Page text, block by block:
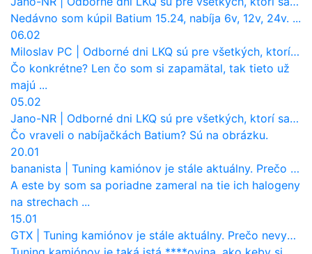
Nedávno som kúpil Batium 15.24, nabíja 6v, 12v, 24v. ...
06.02
Miloslav PC
Odborné dni LKQ sú pre všetkých, ktorí sa chcú dozvedieť niečo viac
Čo konkrétne? Len čo som si zapamätal, tak tieto už
majú ...
05.02
Jano-NR
Odborné dni LKQ sú pre všetkých, ktorí sa chcú dozvedieť niečo viac
Čo vraveli o nabíjačkách Batium? Sú na obrázku.
20.01
bananista
Tuning kamiónov je stále aktuálny. Prečo nevyhynul ako pri osobákoch?
A este by som sa poriadne zameral na tie ich halogeny
na strechach ...
15.01
GTX
Tuning kamiónov je stále aktuálny. Prečo nevyhynul ako pri osobákoch?